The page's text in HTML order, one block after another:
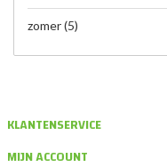
zomer(5)
KLANTENSERVICE
MIJN ACCOUNT